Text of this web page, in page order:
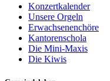
Konzertkalender
Unsere Orgeln
Erwachsenenchöre
Kantorenschola
Die Mini-Maxis
Die Kiwis